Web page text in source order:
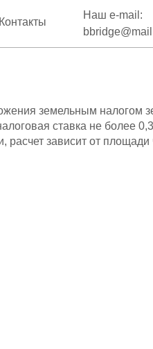
Контакты
Наш e-mail:
земельным налогом
ставка не более
зависит от площади